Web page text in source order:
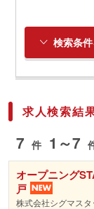
検索条件
求人検索結
7 件 1～7
オープニング
戸
株式会社シグマス